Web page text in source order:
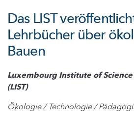
Das LIST
Lehrbücher über
Bauen
Luxembourg Institute of
(LIST)
Ökologie / Technologie /